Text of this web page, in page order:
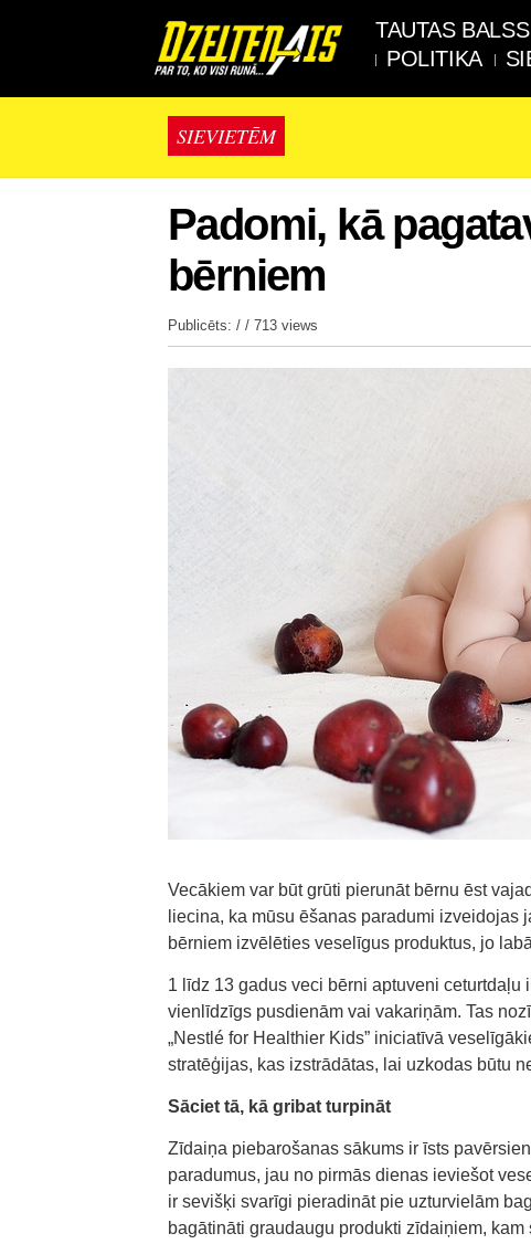
TAUTAS BALSS
POLITIKA
SIEVIETĒM
Padomi, kā
bērniem
Publicēts: / / 713 views
Vecākiem var būt grūti pierunāt bērnu ēst
liecina, ka mūsu ēšanas paradumi
bērniem izvēlēties veselīgus produktus, jo
1 līdz 13 gadus veci bērni aptuveni
vienlīdzīgs pusdienām vai vakariņām. Tas
„Nestlé for Healthier Kids” iniciatīvā
stratēģijas, kas izstrādātas, lai uzkodas būtu
Sāciet tā, kā gribat turpināt
Zīdaiņa piebarošanas sākums ir īsts
paradumus, jau no pirmās dienas ieviešot
ir sevišķi svarīgi pieradināt pie uzturvielām
bagātināti graudaugu produkti zīdaiņiem,